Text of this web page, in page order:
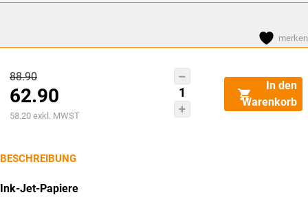
merken
88.90Ursprünglicher
Preis
war:
62.90
Aktueller
ist:
58.20 exkl. MWST
EPSON
Archival
Matt
In den
Warenkorb
BESCHREIBUNG
Ink-Jet-Papiere